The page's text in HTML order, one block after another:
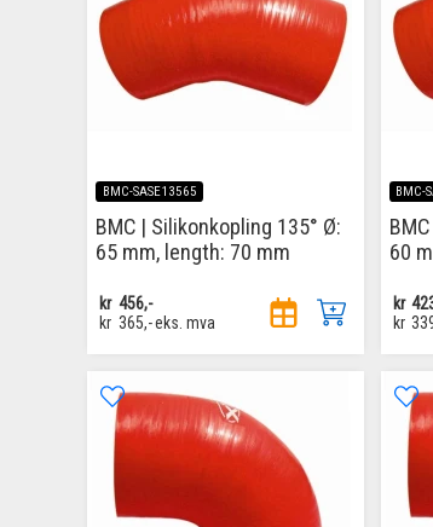
BMC-SASE13565
BMC | Silikonkopling 135° Ø:
65 mm, length: 70 mm
kr 456,-
kr 365,-eks. mva
BMC-
60
kr
kr